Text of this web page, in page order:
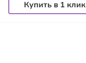
Купить в 1 клик